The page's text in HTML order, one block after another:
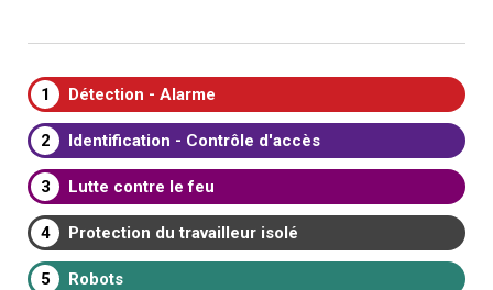
1 Détection - Alarme
2 Identification - Contrôle d'accès
3 Lutte contre le feu
4 Protection du travailleur isolé
5 Robots